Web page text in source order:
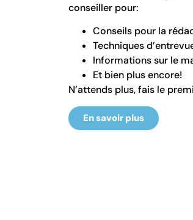
conseiller pour:
Conseils pour la
Techniques
Informations sur le
Et bien plus encore!
N’attends plus, fais le
En savoir plus